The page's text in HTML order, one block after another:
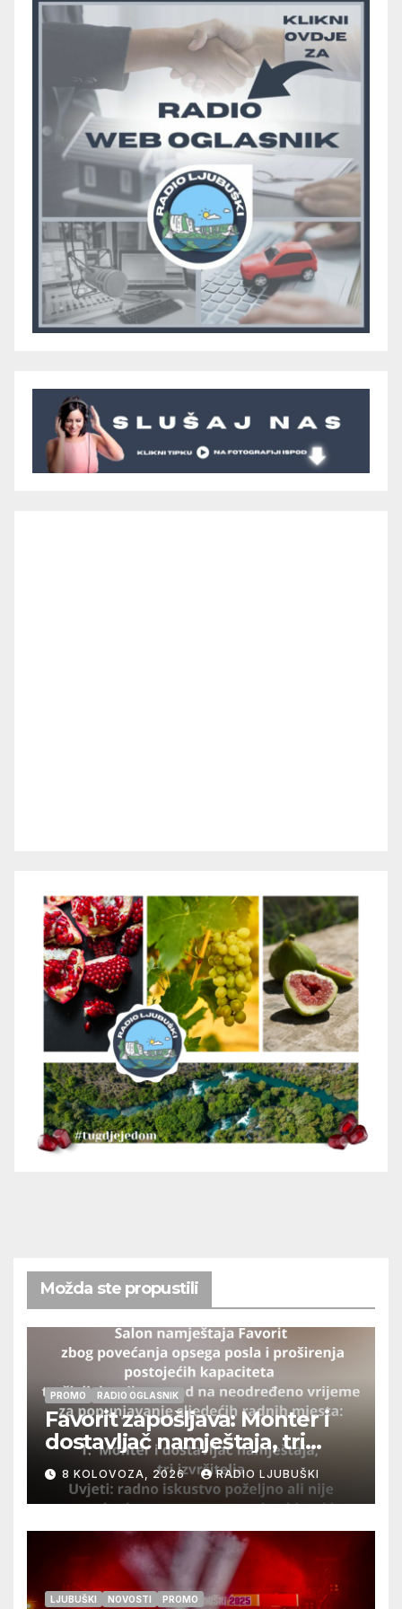
Možda ste propustili
PROMO RADIO OGLASNIK
Favorit zapošljava: Monter i
dostavljač namještaja, tri
izvršitelja
8 KOLOVOZA, 2026 RADIO LJUBUŠKI
LJUBUŠKI NOVOSTI PROMO